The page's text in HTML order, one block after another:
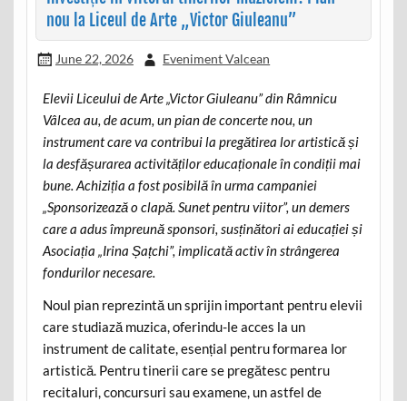
nou la Liceul de Arte „Victor Giuleanu”
June 22, 2026 Eveniment Valcean
Elevii Liceului de Arte „Victor Giuleanu” din Râmnicu
Vâlcea au, de acum, un pian de concerte nou, un
instrument care va contribui la pregătirea lor artistică și
la desfășurarea activităților educaționale în condiții mai
bune. Achiziția a fost posibilă în urma campaniei
„Sponsorizează o clapă. Sunet pentru viitor”, un demers
care a adus împreună sponsori, susținători ai educației și
Asociația „Irina Șațchi”, implicată activ în strângerea
fondurilor necesare.
Noul pian reprezintă un sprijin important pentru elevii
care studiază muzica, oferindu-le acces la un
instrument de calitate, esențial pentru formarea lor
artistică. Pentru tinerii care se pregătesc pentru
recitaluri, concursuri sau examene, un astfel de